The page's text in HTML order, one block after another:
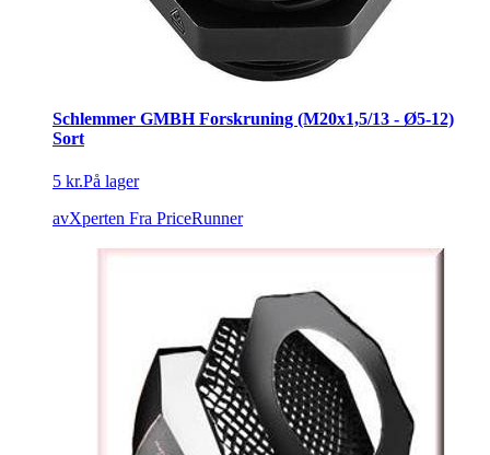
Schlemmer GMBH Forskruning (M20x1,5/13 - Ø5-12)
Sort
5 kr.På lager
avXperten Fra PriceRunner